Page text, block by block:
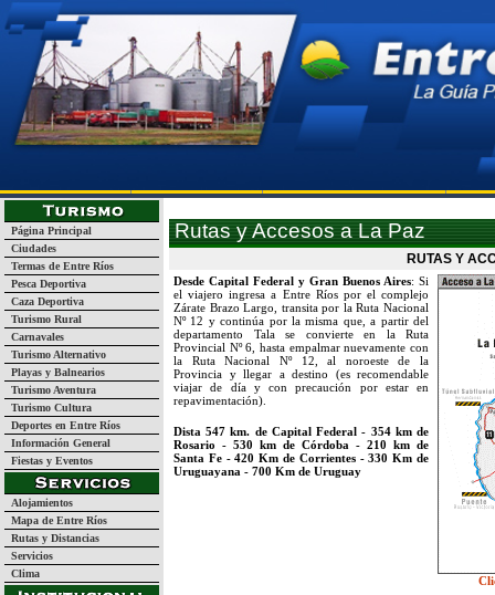
Página Principal
Ciudades
Termas de Entre Ríos
Pesca Deportiva
Caza Deportiva
Turismo Rural
Carnavales
Turismo Alternativo
Playas y Balnearios
Turismo Aventura
Turismo Cultura
Deportes en Entre Ríos
Información General
Fiestas y Eventos
Alojamientos
Mapa de Entre Ríos
Rutas y Distancias
Servicios
Clima
Rutas y Accesos a La Paz
RUTAS Y
Desde Capital Federal y Gran Buenos Aires: Si
el viajero ingresa a Entre Ríos por el complejo
Zárate Brazo Largo, transita por la Ruta Nacional
Nº 12 y continúa por la misma que, a partir del
departamento Tala se convierte en la Ruta
Provincial Nº 6, hasta empalmar nuevamente con
la Ruta Nacional Nº 12, al noroeste de la
Provincia y llegar a destino (es recomendable
viajar de día y con precaución por estar en
repavimentación)
Dista 547 km. de Capital Federal - 354 km de
Rosario - 530 km de Córdoba - 210 km de
Santa Fe - 420 Km de Corrientes - 330 Km de
Uruguayana - 700 Km de Uruguay